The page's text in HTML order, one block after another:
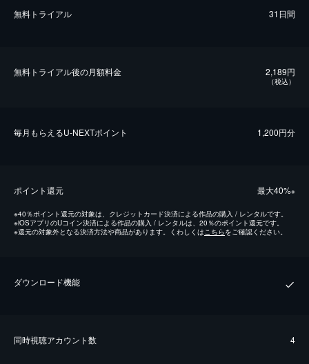
無料トライアル 31日間
無料トライアル後の⽉額料金 2,189円
（税込）
毎⽉もらえるU-NEXTポイント 1,200円分
ポイント還元 最⼤40%※
※40％ポイント還元の対象は、クレジットカード決済による作品の購入 / レンタルです。
※iOSアプリのUコイン決済による作品の購入 / レンタルは、20％のポイント還元です。
※還元の対象外となる決済方法や商品があります。くわしくはこちらをご確認ください。
ダウンロード機能
同時視聴アカウント数 4